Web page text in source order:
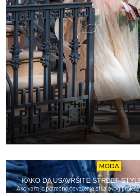
MODA
KAKO DA USAVRŠITE STREET
Ako vam je potrebno osveženje stila ovog